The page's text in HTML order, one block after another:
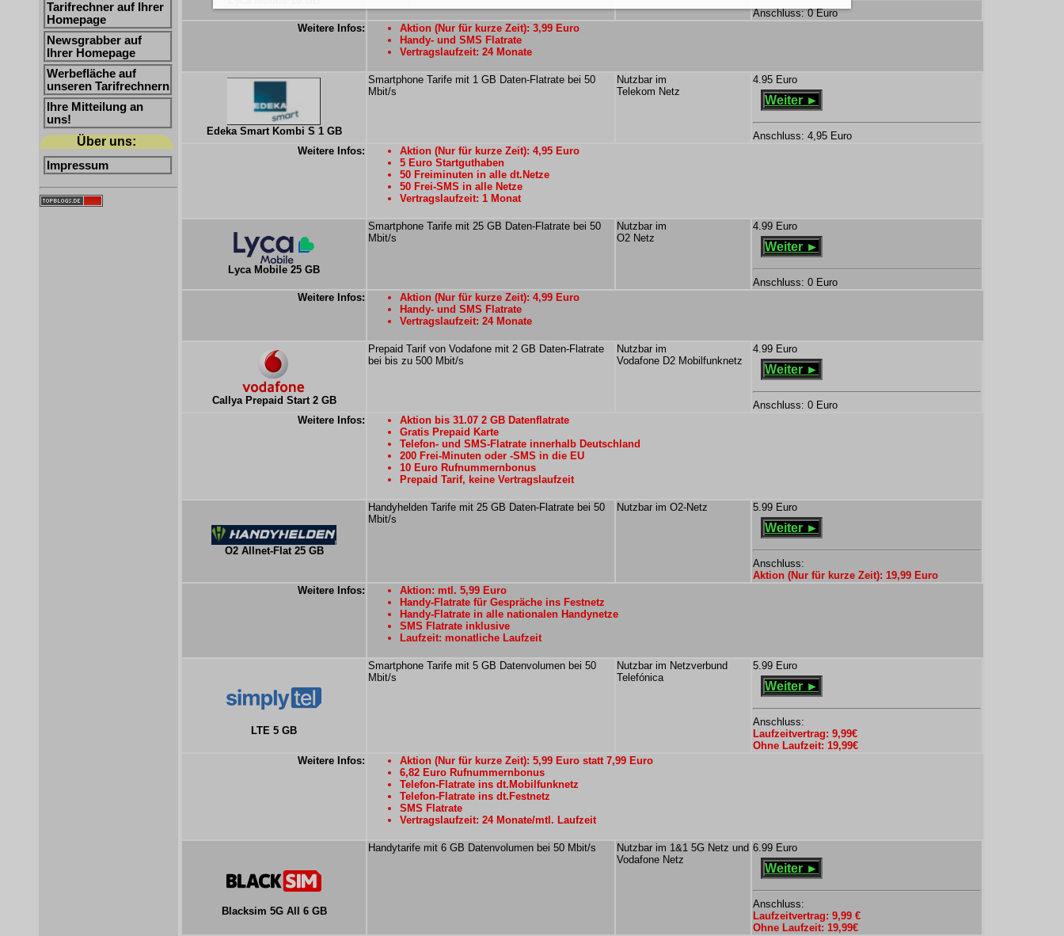
Tarifrechner auf Ihrer
Homepage
Newsgrabber auf
Ihrer Homepage
Werbefläche auf
unseren Tarifrechnern
Ihre Mitteilung an
uns!
Über uns:
Impressum
Anschluss: 0 Euro
Weitere Infos:
Aktion (Nur für kurze Zeit): 3,99 Euro
Handy- und SMS Flatrate
Vertragslaufzeit: 24 Monate
Edeka Smart Kombi S 1 GB
Smartphone Tarife mit 1 GB Daten-Flatrate bei 50
Mbit/s
Nutzbar im
Telekom Netz
4.95 Euro
Weiter ►
Anschluss: 4,95 Euro
Weitere Infos:
Aktion (Nur für kurze Zeit): 4,95 Euro
5 Euro Startguthaben
50 Freiminuten in alle dt.Netze
50 Frei-SMS in alle Netze
Vertragslaufzeit: 1 Monat
Lyca Mobile 25 GB
Smartphone Tarife mit 25 GB Daten-Flatrate bei 50
Mbit/s
Nutzbar im
O2 Netz
4.99 Euro
Weiter ►
Anschluss: 0 Euro
Weitere Infos:
Aktion (Nur für kurze Zeit): 4,99 Euro
Handy- und SMS Flatrate
Vertragslaufzeit: 24 Monate
Callya Prepaid Start 2 GB
Prepaid Tarif von Vodafone mit 2 GB Daten-Flatrate
bei bis zu 500 Mbit/s
Nutzbar im
Vodafone D2 Mobilfunknetz
4.99 Euro
Weiter ►
Anschluss: 0 Euro
Weitere Infos:
Aktion bis 31.07 2 GB Datenflatrate
Gratis Prepaid Karte
Telefon- und SMS-Flatrate innerhalb Deutschland
200 Frei-Minuten oder -SMS in die EU
10 Euro Rufnummernbonus
Prepaid Tarif, keine Vertragslaufzeit
O2 Allnet-Flat 25 GB
Handyhelden Tarife mit 25 GB Daten-Flatrate bei 50
Mbit/s
Nutzbar im O2-Netz 5.99 Euro
Weiter ►
Anschluss:
Aktion (Nur für kurze Zeit): 19,99 Euro
Weitere Infos:
Aktion: mtl. 5,99 Euro
Handy-Flatrate für Gespräche ins Festnetz
Handy-Flatrate in alle nationalen Handynetze
SMS Flatrate inklusive
Laufzeit: monatliche Laufzeit
LTE 5 GB
Smartphone Tarife mit 5 GB Datenvolumen bei 50
Mbit/s
Nutzbar im Netzverbund
Telefónica
5.99 Euro
Weiter ►
Anschluss:
Laufzeitvertrag: 9,99€
Ohne Laufzeit: 19,99€
Weitere Infos:
Aktion (Nur für kurze Zeit): 5,99 Euro statt 7,99 Euro
6,82 Euro Rufnummernbonus
Telefon-Flatrate ins dt.Mobilfunknetz
Telefon-Flatrate ins dt.Festnetz
SMS Flatrate
Vertragslaufzeit: 24 Monate/mtl. Laufzeit
Blacksim 5G All 6 GB
Handytarife mit 6 GB Datenvolumen bei 50 Mbit/s
Nutzbar im 1&1 5G Netz und
Vodafone Netz
6.99 Euro
Weiter ►
Anschluss:
Laufzeitvertrag: 9,99 €
Ohne Laufzeit: 19,99€